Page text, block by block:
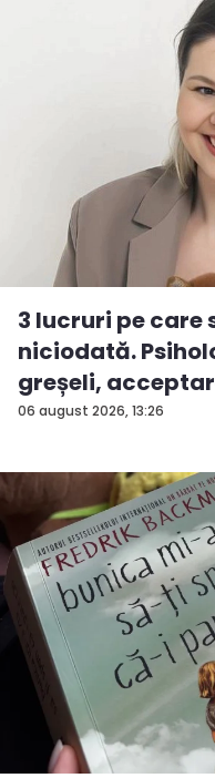
06 august 2026, 13:26
3 lucruri pe care
niciodată.
greșeli,